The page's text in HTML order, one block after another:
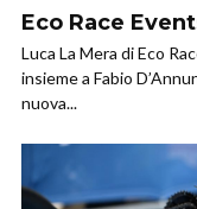
Eco Race
Luca La Mera di Eco
insieme a Fabio
nuova...